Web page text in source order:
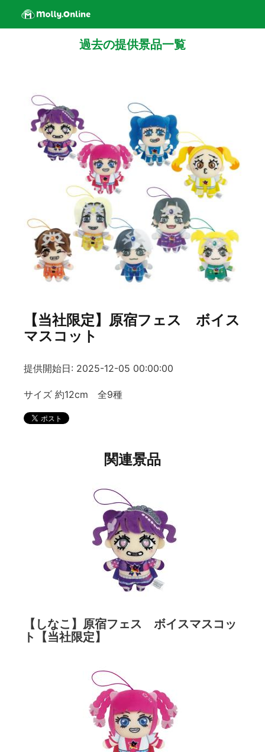
過去の提供景品一覧
【当社限定】原宿フェス ボイス
マスコット
提供開始日: 2025-12-05 00:00:00
サイズ 約12cm 全9種
関連景品
【しなこ】原宿フェス ボイスマスコッ
ト【当社限定】